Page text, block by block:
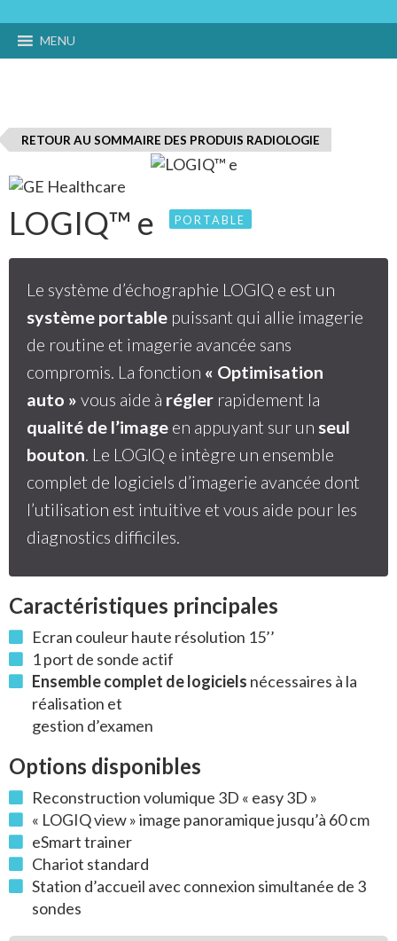
MENU
RETOUR AU SOMMAIRE DES PRODUIS RADIOLOGIE
LOGIQ™ e PORTABLE
Le système d’échographie LOGIQ e est un
système portablepuissant qui allie imagerie
de routine et imagerie avancée sans
compromis. La fonction « Optimisation
auto » vous aide à réglerrapidement la
qualité de l’imageen appuyant sur un seul
bouton . Le LOGIQ e intègre un ensemble
complet de logiciels d’imagerie avancée dont
l’utilisation est intuitive et vous aide pour les
diagnostics difficiles.
Caractéristiques principales
Ecran couleur haute résolution 15’’
1 port de sonde actif
Ensemble complet de logiciels nécessaires à la
réalisation et
gestion d’examen
Options disponibles
Reconstruction volumique 3D « easy 3D »
« LOGIQ view » image panoramique jusqu’à 60 cm
eSmart trainer
Chariot standard
Station d’accueil avec connexion simultanée de 3
sondes